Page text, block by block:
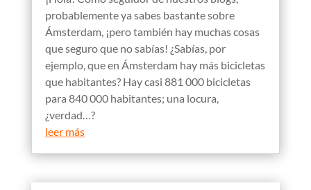
probablemente ya sabes bastante sobre
Ámsterdam, ¡pero también hay muchas cosas
que seguro que no sabías! ¿Sabías, por
ejemplo, que en Ámsterdam hay más bicicletas
que habitantes? Hay casi 881 000 bicicletas
para 840 000 habitantes; una locura,
¿verdad…?
leer más